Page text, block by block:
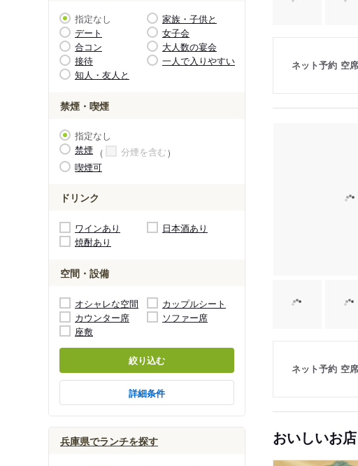
指定なし
家族・子供と
デート
女子会
合コン
大人数の宴会
接待
一人で入りやすい
知人・友人と
禁煙・喫煙
指定なし
禁煙
分煙を含む
喫煙可
ドリンク
ワインあり
日本酒あり
焼酎あり
空間・設備
オシャレな空間
カップルシート
カウンター席
ソファー席
座敷
絞り込む
詳細条件
兵庫県でランチを探す
ネット予約 空
ネット予約 空
おいしいお